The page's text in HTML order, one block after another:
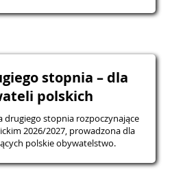
stopnia – dla
polskich
drugiego stopnia rozpoczynające
2026/2027, prowadzona dla
polskie obywatelstwo.